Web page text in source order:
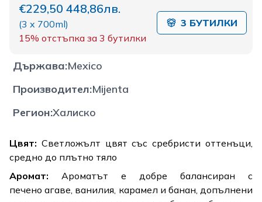
€229,50 448,86лв.
(3 x 700ml)
15% отстъпка за 3 бутилки
3 БУТИЛКИ
Държава:Mexico
Производител:Mijenta
Регион:Халиско
Цвят: Светложълт цвят със сребристи оттенъци,
средно до плътно тяло
Аромат: Ароматът е добре балансиран с
печено агаве, ванилия, карамел и банан, допълнени